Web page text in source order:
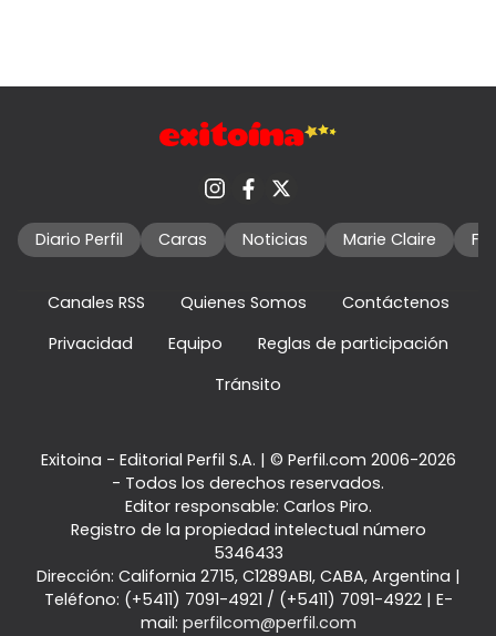
Diario Perfil Caras Noticias Marie Claire
Canales RSS Quienes Somos
Contáctenos
Privacidad
Equipo
Reglas de participación
Tránsito
Exitoina - Editorial Perfil S.A. | © Perfil.com 2006-2026
- Todos los derechos reservados.
Editor responsable: Carlos Piro.
Registro de la propiedad intelectual número
5346433
Dirección: California 2715, C1289ABI, CABA, Argentina |
Teléfono: (+5411) 7091-4921 / (+5411) 7091-4922| E-
mail: perfilcom@perfil.com